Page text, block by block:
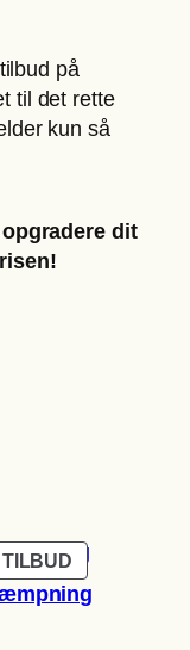
på
til det rette
kun så
dit
TILBUD VARE
PÅ
TILBUD